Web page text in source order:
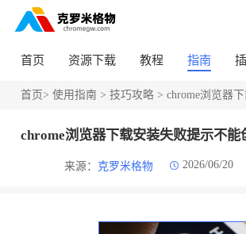
首页 资源下载 教程 指南
首页> 使用指南 > 技巧攻略> chrome浏览器下载安装失
chrome浏览器下载安装失败提示不能
来源： 克罗米格物 2026/06/20